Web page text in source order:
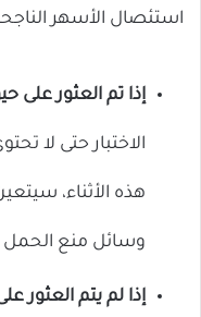
استئصال الأسهر
إذا تم العثور على
الاختبار حتى لا
هذه الأثناء،
وسائل منع الحمل
إذا لم يتم العثور